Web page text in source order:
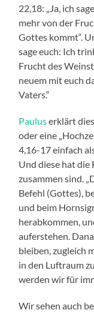
22,18: „Ja, ich
mehr von der
Gottes kommt“.
sage euch: Ich
Frucht des
neuem mit euch
Vaters.“
Pauluserklärt
oder eine
4,16-17 einfach
Und diese hat die
zusammen sind.
Befehl (Gottes),
und beim
herabkommen,
auferstehen.
bleiben, zugleich
in den Luftraum
werden wir für
Wir sehen auch